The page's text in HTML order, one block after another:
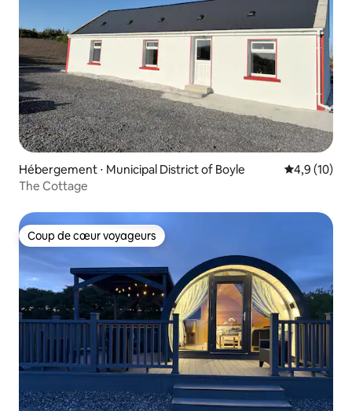
Hébergement ⋅ Municipal District of Boyle Évaluation
4,9 (10)
The Cottage
Coup de cœur voyageurs
Coup de cœur voyageurs